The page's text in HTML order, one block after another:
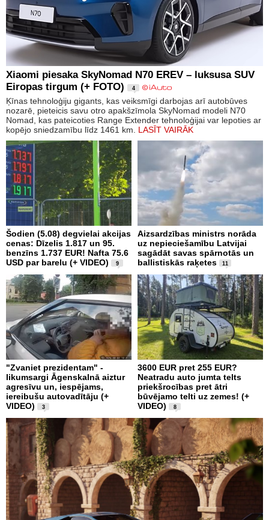
Xiaomi piesaka SkyNomad N70 EREV – luksusa SUV
Eiropas tirgum (+ FOTO)
4
Ķīnas tehnoloģiju gigants, kas veiksmīgi darbojas arī autobūves
nozarē, pieteicis savu otro apakšzīmola SkyNomad modeli N70
Nomad, kas pateicoties Range Extender tehnoloģijai var lepoties ar
kopējo sniedzamību līdz 1461 km. LASĪT VAIRĀK
Šodien (5.08) degvielai akcijas
cenas: Dīzelis 1.817 un 95.
benzīns 1.737 EUR! Nafta 75.6
USD par barelu (+ VIDEO)
9
Aizsardzības ministrs norāda
uz nepieciešamību Latvijai
sagādāt savas spārnotās un
ballistiskās raķetes
11
"Zvaniet prezidentam" -
likumsargi Āgenskalnā aiztur
agresīvu un, iespējams,
iereibušu autovadītāju (+
VIDEO)
3
3600 EUR pret 255 EUR?
Neatradu auto jumta telts
priekšrocības pret ātri
būvējamo telti uz zemes! (+
VIDEO)
8